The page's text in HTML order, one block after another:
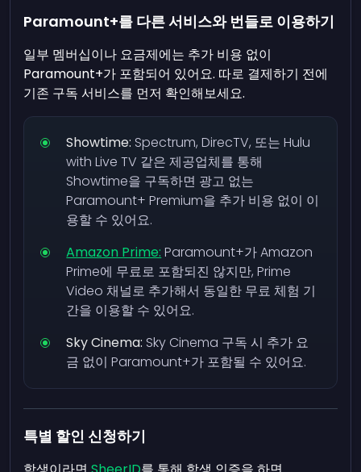
Paramount+를 다른 서비스와 번들로 이용하기
일부 멤버십이나 요금제에는 추가 비용 없이
Paramount+가 포함되어 있어요. 따로 결제하기 전에
기존 구독 서비스를 먼저 확인해보세요.
Showtime: Spectrum, DirecTV, 또는 Hulu
with Live TV 같은 제공업체를 통해
Showtime을 구독하면 광고 없는
Paramount+ Premium을 추가 비용 없이 이
용할 수 있어요.
Amazon Prime: Paramount+가 Amazon
Prime에 무료로 포함되진 않지만, Prime
Video 채널로 추가해서 동일한 무료 체험 기
간을 이용할 수 있어요.
Sky Cinema: Sky Cinema 구독 시 추가 요
금 없이 Paramount+가 포함될 수 있어요.
특별 할인 신청하기